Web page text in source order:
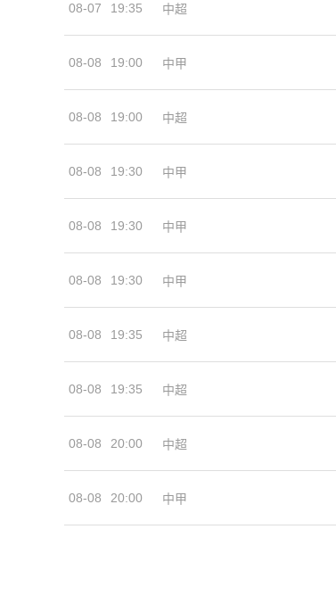
08-07 19:35 中超
08-08 19:00 中甲
08-08 19:00 中超
08-08 19:30 中甲
08-08 19:30 中甲
08-08 19:30 中甲
08-08 19:35 中超
08-08 19:35 中超
08-08 20:00 中超
08-08 20:00 中甲